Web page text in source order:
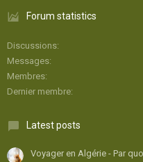
Forum statistics
Discussions
Messages
Membres
Dernier membre
Latest posts
Voyager en Algérie - Par